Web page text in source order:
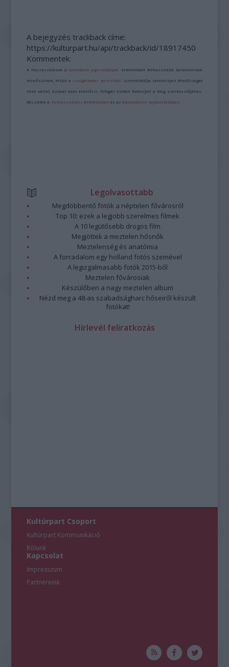
A bejegyzés trackback címe:
https://kulturpart.hu/api/trackback/id/18917450
Kommentek:
A hozzászólások avonatkozó jogszabályok értelmében felhasználói tartalomnak
minősülnek, értük a szolgáltatás technikai üzemeltetője semmilyen felelősséget
nem vállal, azokat nem ellenőrzi. Kifogás esetén forduljon a blog szerkesztőjéhez.
Részletek a Felhasználási feltételekben és azadatvédelmi tájékoztatóban
Legolvasottabb
Megdöbbentő fotók a néptelen fővárosról
Top 10: ezek a legjobb szerelmes filmek
A 10 legütősebb drogos film
Megjöttek a meztelen hősnők
Meztelenség és anatómia
A forradalom egy holland fotós szemével
A legizgalmasabb fotók 2015-ből
Meztelen fővárosiak
Készülőben a nagy meztelen album
Nézd meg a 48-as szabadságharc hőseiről készült
fotókat!
Hírlevél feliratkozás
Kultúrpart Csoport
Kultúrpart Kommunikáció
Rólunk
Kapcsolat
Impresszum
Partnereink